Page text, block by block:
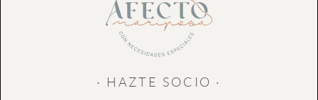
· HAZTE SOCIO ·